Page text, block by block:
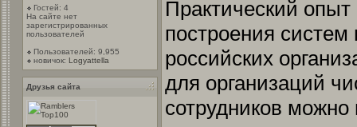
Гостей: 4
На сайте нет
зарегистрированных
пользователей
Пользователей: 9,955
новичок: Logyattella
Друзья сайта
Практический
построения систем
российских
для организаций
сотрудников